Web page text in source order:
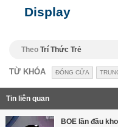
Display
Theo Trí Thức Trẻ
TỪ KHÓA ĐÓNG CỬA
Tin liên quan
BOE lần đầu